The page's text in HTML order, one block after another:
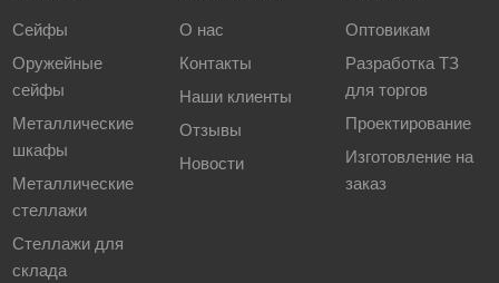
Сейфы
Оружейные
сейфы
Металлические
шкафы
Металлические
стеллажи
Стеллажи для
склада
О нас
Контакты
Наши клиенты
Отзывы
Новости
Оптовикам
Разработка ТЗ
для торгов
Проектирование
Изготовление на
заказ